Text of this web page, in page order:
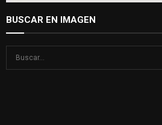
BUSCAR EN IMAGEN